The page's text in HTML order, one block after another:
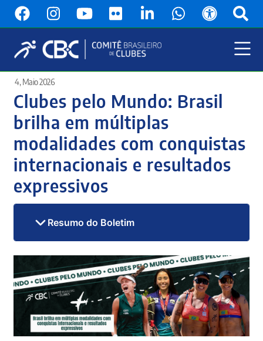
conteúdo
Menu
Principal
Clubes pelo Mundo: Brasil
brilha em múltiplas
modalidades com conquistas
internacionais e resultados
expressivos
4, Maio 2026
Resumo do Boletim